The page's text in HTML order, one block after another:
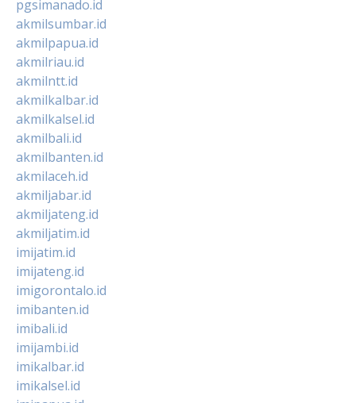
pgsimanado.id
akmilsumbar.id
akmilpapua.id
akmilriau.id
akmilntt.id
akmilkalbar.id
akmilkalsel.id
akmilbali.id
akmilbanten.id
akmilaceh.id
akmiljabar.id
akmiljateng.id
akmiljatim.id
imijatim.id
imijateng.id
imigorontalo.id
imibanten.id
imibali.id
imijambi.id
imikalbar.id
imikalsel.id